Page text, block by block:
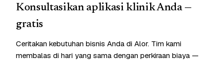
Konsultasikan aplikasi klinik Anda —
gratis
Ceritakan kebutuhan bisnis Anda di Alor. Tim kami
membalas di hari yang sama dengan perkiraan biaya —